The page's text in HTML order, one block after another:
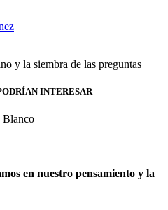
INTERESAR
en nuestro pensamiento y la